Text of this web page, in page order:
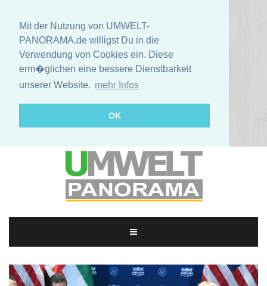
Mit der Nutzung von UMWELT-
PANORAMA.de willigst Du in die
Verwendung von Cookies ein. Diese
erm�glichen eine bessere Dienstbarkeit
unserer Website. mehr Infos
OK